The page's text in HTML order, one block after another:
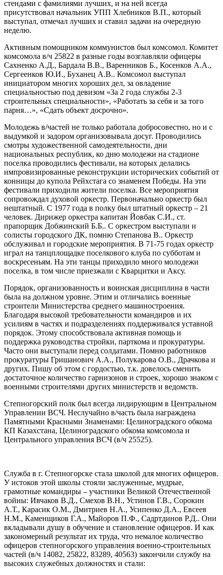
стендами с фамилиями лучших, и на ней всегда
присутствовал начальник УПП Хлебников В.П., который
выступал, отмечал лучших и ставил задачи на очередную
неделю.
Активным помощником коммунистов был комсомол. Комитет
комсомола в/ч 25822 в разные годы возглавляли офицеры
Сахненко А.Д., Бардала В.В., Варенников Б., Косенков А.А.,
Сергеенков Ю.И., Буханец А.В.. Комсомол выступал
инициатором многих хороших дел, за овладение
специальностью под девизом «За 2 года службы 2-3
строительных специальности», «Работать за себя и за того
парня…», «Сдать объект досрочно».
Молодежь в/частей не только работала добросовестно, но и с
выдумкой и задором организовывала досуг. Проводились
смотры художественной самодеятельности, дни
национальных республик, ко дню молодежи на стадионе
поселка проводились фестивали, на которых делались
импровизированные реконструкции исторических событий от
конницы до купола Рейхстага со знаменем Победы. На эти
фестивали приходили жители поселка. Все мероприятия
сопровождал духовой оркестр. Первоначально оркестр был
нештатный. С 1977 года в полку был штатный оркестр – 21
человек. Дирижер оркестра капитан Йовбак С.И., ст.
прапорщик Добжинский Б.Б.. С оркестром выступали и
солисты городского ДК, помню Степанова В.. Оркестр
обслуживал и городские мероприятия. В 71-75 годах оркестр
играл на танцплощадке поселкового клуба по субботам и
воскресеньям. На эти танцы приходило много молодежи
поселка, в том числе приезжали с Кварцитки и Аксу.
Порядок, организованность и воинская дисциплина в части
была на должном уровне. Этим и отличались военные
строители Министерства среднего машиностроения.
Благодаря высокой требовательности командиров и их
усилиям в частях и подразделениях поддерживался уставной
порядок. Этому способствовала активная помощь и
поддержка руководства стройки, парткома и прокуратуры.
Часто они выступали перед солдатами. Помню работников
прокуратуры Гришанович А.А., Полукарова О.В., Драчкова и
других. Пишу об этом с гордостью, т.к. довелось сменить
достаточное количество гарнизонов и строек, хорошо знаком с
военными строителями других министерств и ведомств.
Степногорский полк был всегда лидирующим в Центральном
Управлении ВСЧ. Неслучайно в/часть была награждена
Памятными Красными Знаменами: Целиноградского обкома
КП Казахстана, Целиноградского обкома комсомола и
Центрального управления ВСЧ (в/ч 25525).
Служба в г. Степногорске стала школой для многих офицеров.
У истоков этой школы стояли заслуженные, мудрые,
грамотные командиры – участники Великой Отечественной
войны: Ивчаков В.Д., Смехов В.Н., Устинов Г.В., Сорокин
А.Т., Карасик О.М., Дмитриев Н.А., Усипенко Д.А., Евсеев
Н.М., Каменщиков Г.А., Майоров П.Ф., Садртдинов Р.Д.. Они
вкладывали душу в обучение и становление офицеров. И как
закономерный результат их труда, что немалое количество
офицеров степногорского управления военно-строительных
частей (в/ч 14082, 25822, 83289, 40563) закончили службу на
высоких служебных должностях и стали: